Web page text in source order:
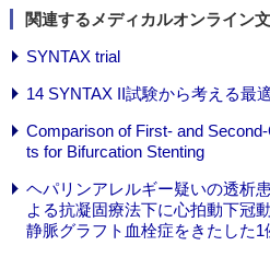
関連するメディカルオンライン
SYNTAX trial
14 SYNTAX II試験から考える最
Comparison of First- and
ts for Bifurcation Stenting
ヘパリンアレルギー疑いの透析
よる抗凝固療法下に心拍動下冠
静脈グラフト血栓症をきたした1